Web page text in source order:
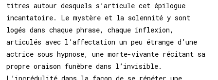
titres autour desquels s’articule cet épilogue
incantatoire. Le mystère et la solennité y sont
logés dans chaque phrase, chaque inflexion,
articulés avec l’affectation un peu étrange d’une
actrice sous hypnose, une morte-vivante récitant sa
propre oraison funèbre dans l’invisible.
L’incrédulité dans la façon de se répéter une